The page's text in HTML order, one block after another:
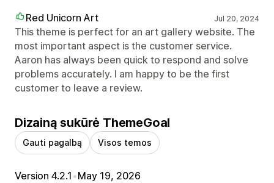
Red Unicorn Art Jul 20, 2024
This theme is perfect for an art gallery website. The
most important aspect is the customer service.
Aaron has always been quick to respond and solve
problems accurately. I am happy to be the first
customer to leave a review.
Dizainą sukūrė ThemeGoal
Gauti pagalbą Visos temos
Version 4.2.1 •May 19, 2026